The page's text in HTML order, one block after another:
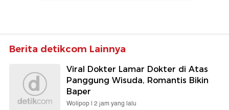
Berita detikcom Lainnya
Viral Dokter Lamar Dokter di Atas
Panggung Wisuda, Romantis Bikin
Baper
Wolipop | 2 jam yang lalu